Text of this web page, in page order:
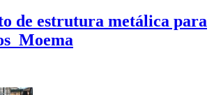
de estrutura metálica para
Moema